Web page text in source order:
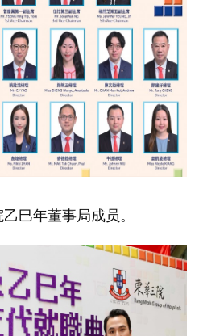
巳年董事局成员。